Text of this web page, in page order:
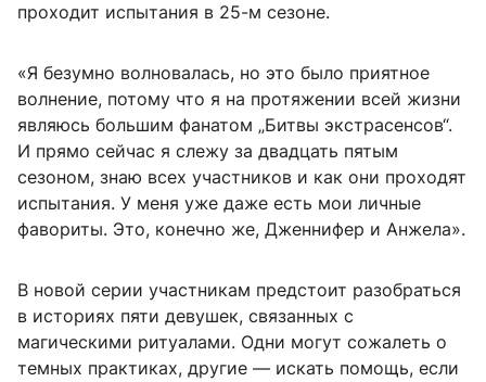
проходит испытания в 25-м сезоне.
«Я безумно волновалась, но это было приятное
волнение, потому что я на протяжении всей жизни
являюсь большим фанатом „Битвы экстрасенсов“.
И прямо сейчас я слежу за двадцать пятым
сезоном, знаю всех участников и как они проходят
испытания. У меня уже даже есть мои личные
фавориты. Это, конечно же, Дженнифер и Анжела».
В новой серии участникам предстоит разобраться
в историях пяти девушек, связанных с
магическими ритуалами. Одни могут сожалеть о
темных практиках, другие — искать помощь, если